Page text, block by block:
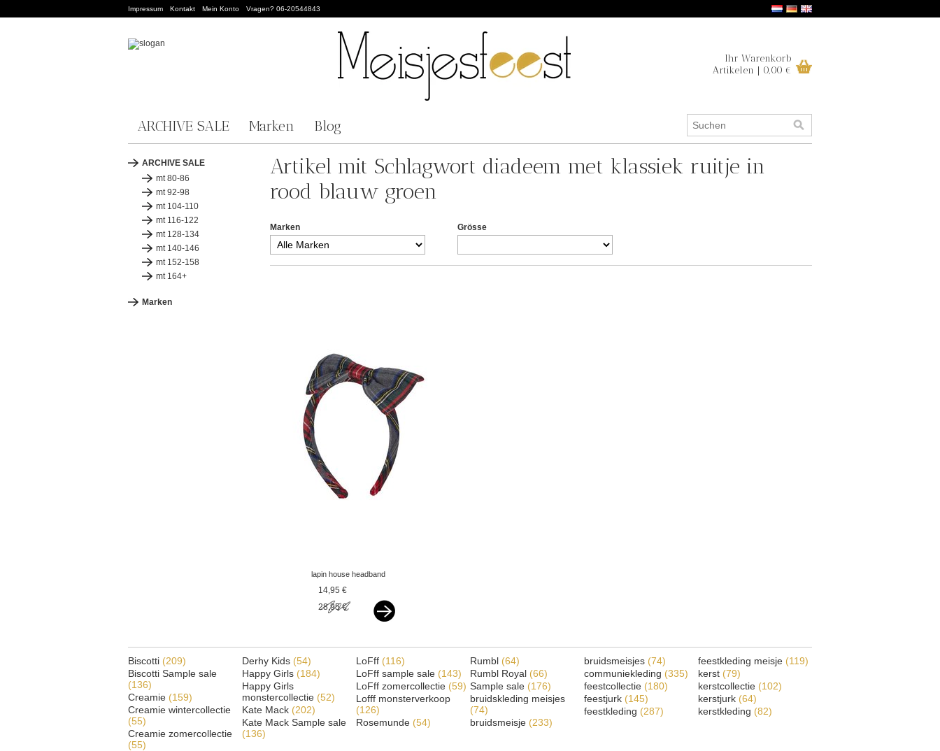
Impressum Kontakt Mein Konto Vragen? 06-20544843
Ihr Warenkorb
Artikelen | 0,00 €
ARCHIVE SALE Marken Blog
ARCHIVE SALE
mt 80-86
mt 92-98
mt 104-110
mt 116-122
mt 128-134
mt 140-146
mt 152-158
mt 164+
Marken
Artikel mit Schlagwort diadeem met klassiek ruitje in
rood blauw groen
Marken Grösse
lapin house headband
with classic checks red
blue green
14,95 €
28,95 €
Biscotti (209)
Biscotti Sample sale
(136)
Creamie (159)
Creamie wintercollectie
(55)
Creamie zomercollectie
(55)
Derhy Kids (54)
Happy Girls (184)
Happy Girls
monstercollectie (52)
Kate Mack (202)
Kate Mack Sample sale
(136)
LoFff (116)
LoFff sample sale (143)
LoFff zomercollectie (59)
Lofff monsterverkoop
(126)
Rosemunde (54)
Rumbl (64)
Rumbl Royal (66)
Sample sale (176)
bruidskleding meisjes
(74)
bruidsmeisje (233)
bruidsmeisjes (74)
communiekleding (335)
feestcollectie (180)
feestjurk (145)
feestkleding (287)
feestkleding meisje (119)
kerst (79)
kerstcollectie (102)
kerstjurk (64)
kerstkleding (82)